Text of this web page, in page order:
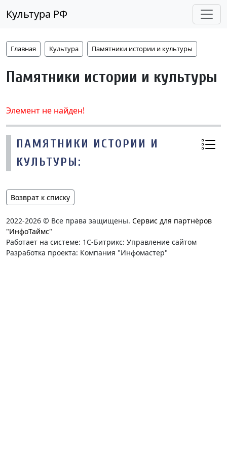
Культура РФ
Главная Культура Памятники истории и культуры
Памятники истории и культуры
Элемент не найден!
ПАМЯТНИКИ ИСТОРИИ И
КУЛЬТУРЫ:
Возврат к списку
2022-2026 © Все права защищены. Сервис для партнёров
"ИнфоТаймс"
Работает на системе: 1С-Битрикс: Управление сайтом
Разработка проекта: Компания "Инфомастер"